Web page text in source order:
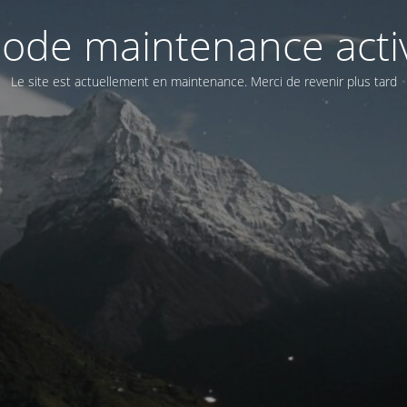
maintenance
Le site est actuellement en maintenance. Merci de revenir plus tard